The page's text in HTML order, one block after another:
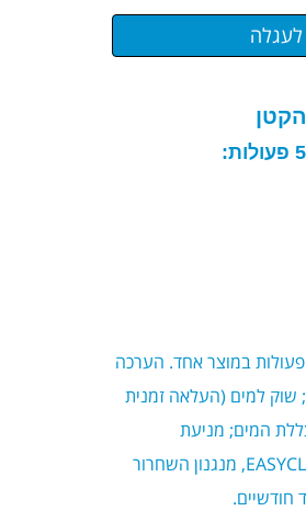
מספק לכם 5 פעולות במוצר אחד. הערכה
שוק למים (העלאה זמנית
המים; מניעת
, מנגנון השחרור
חודשיים.